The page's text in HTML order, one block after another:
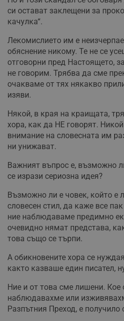
си остават заклещени за
качулка“.
Лекомислието им е
обяснение никому. Те не се
отговорни пред Настоящето,
не говорим. Трябва да сме
очакваме от тях някакво
изяви.
Някой, в края на краищата,
хора, как да НЕ говорят.
внимание на словесната им
ни унижават.
Важният въпрос е, възможно
се изрази сериозна идея?
Възможно ли е човек, който е
словесен стил, да каже все
ние наблюдаваме предимно
очевидно нямат представа,
това също се търпи.
А обикновените хора се
както казваше един писател,
Ние и от това сме лишени. Кое
наблюдавахме или
Разпътния Преход, е получило